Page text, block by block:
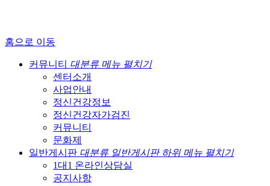
홈으로 이동
커뮤니티 대분류 메뉴 펼치기
센터소개
사업안내
정신건강정보
정신건강자가검진
커뮤니티
문화제
일반게시판 대분류 일반게시판 하위 메뉴 펼치기
1대1 온라인상담실
공지사항